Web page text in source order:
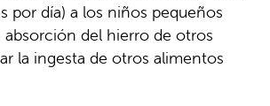
por día) a los niños pequeños
absorción del hierro de otros
la ingesta de otros alimentos